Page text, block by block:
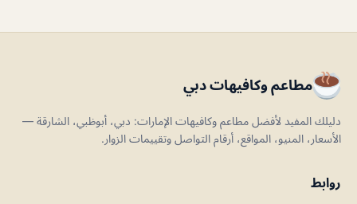
مطاعم وكافيهات دبي
دليلك المفيد لأفضل مطاعم وكافيهات الإمارات: دبي، أبوظبي، الشارقة —
الأسعار، المنيو، المواقع، أرقام التواصل وتقييمات الزوار.
روابط